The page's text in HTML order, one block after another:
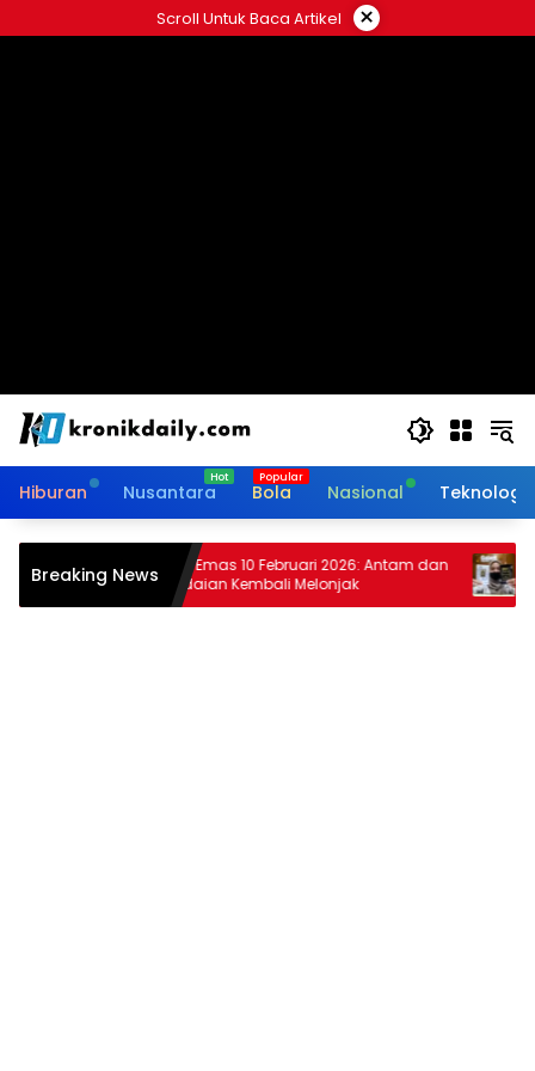
ke
Scroll Untuk Baca Artikel ×
Hiburan Nusantara Bola Nasional Teknologi
Breaking NewsHarga Emas 10 Februari 2026: Antam dan
Pegadaian Kembali Melonjak
Harga
dan